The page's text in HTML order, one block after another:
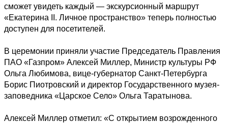
сможет увидеть каждый — экскурсионный маршрут
«Екатерина II. Личное пространство» теперь полностью
доступен для посетителей.
В церемонии приняли участие Председатель Правления
ПАО «Газпром» Алексей Миллер, Министр культуры РФ
Ольга Любимова, вице-губернатор Санкт-Петербурга
Борис Пиотровский и директор Государственного музея-
заповедника «Царское Село» Ольга Таратынова.
Алексей Миллер отметил: «С открытием возрожденного